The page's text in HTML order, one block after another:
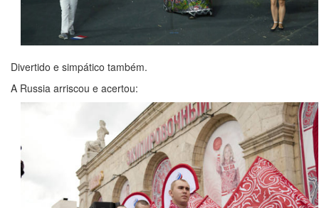
Divertido e simpático também.
A Russia arriscou e acertou: